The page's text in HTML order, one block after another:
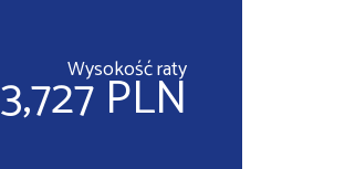
Wysokość raty
3,727 PLN